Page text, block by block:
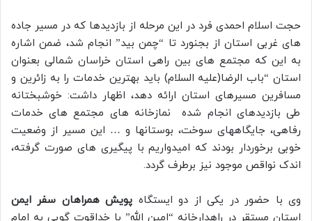
حجت اسلام احمدی فرد در این مرحله از بازدیدها که در مسیر جاده
های غربی استان از بجنورد تا “چمن بید” انجام شد، ضمن اشاره
به این که مجتمع های بین راهی استان خراسان شمالی بعنوان
استان “باب الرضا(علیه السلام) باید بهترین خدمات را به زائرین و
مسافرین مسیرهای استان ارائه دهد، اظهار داشت: خوشبختانه
طی بازدیدهای انجام شده نمازخانه های مجتمع های خدمات
رفاهی، جایگاههای سوخت، بوستانها و … این مسیر از وضعیت
خوبی برخوردار بودند که امیدواریم با پیگیری های صورت گرفته،
اندک نواقص موجود نیز برطرف گردد.
وی با حضور در یکی از دو ایستگاه پویش همراهان سفر ایمن
استان مستقر در راهدارخانه “امین الله” با خداقوت گویی به امام